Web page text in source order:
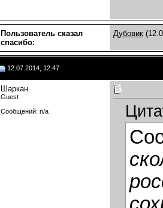
Пользователь сказал
cпасибо:
Дубовик
12.07.2014, 12:47
Шаркан
Guest
Сообщений: n/a